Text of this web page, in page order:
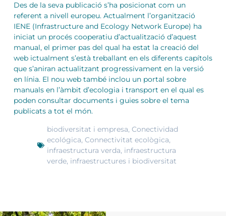
Des de la seva publicació s’ha posicionat com un
referent a nivell europeu. Actualment l’organització
IENE (Infrastructure and Ecology Network Europe) ha
iniciat un procés cooperatiu d’actualització d’aquest
manual, el primer pas del qual ha estat la creació del
web ictualment s’està treballant en els diferents capítols
que s’aniran actualitzant progressivament en la versió
en línia. El nou web també inclou un portal sobre
manuals en l’àmbit d’ecologia i transport en el qual es
poden consultar documents i guies sobre el tema
publicats a tot el món.
biodiversitat i empresa,Conectividad
ecológica,Connectivitat ecològica,
infraestructura verda, infraestructura
verde, infraestructures i biodiversitat